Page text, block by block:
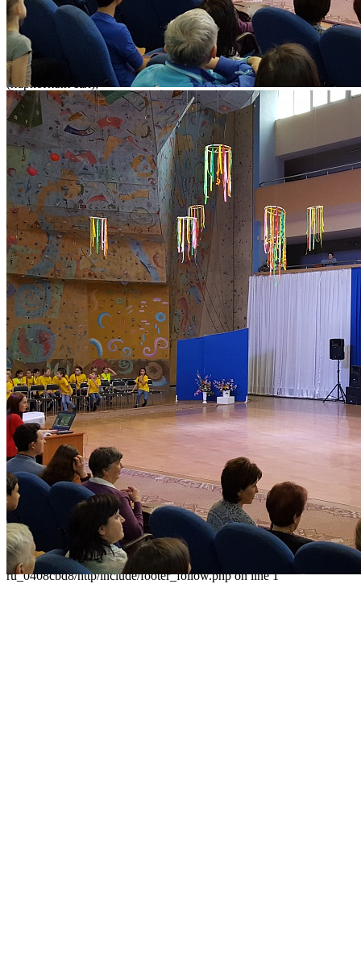
- Выставка рисунков «Крым глазами детей» - 15-20 марта
(фойе 1-го этажа);
- Форум-акция «Крымская весна» - 18 марта в 16.00
(паркетный зал);
- Выставка книг, стихов, песен о Крыме – 14-24 марта
(библиотека).
В мероприятиях приняло участие более 2000 учащихся
Дворца и их родителей.
След. новость
Пред. новость
Наши контакты
236040,г. Калининград, ул. Сергеева 10
+7 (401) 253-45-55
dtdm39@mail.ru
Приказ
Разделы
Главная
О Дворце
Родителям
Контакты
Карта сайта
Следуйте за нами
Parse error: syntax error, unexpected 'data' (T_STRING), expecting
']' in /home/virtwww/w_dvorec39-
ru_0408cbd8/http/include/footer_follow.php on line 1